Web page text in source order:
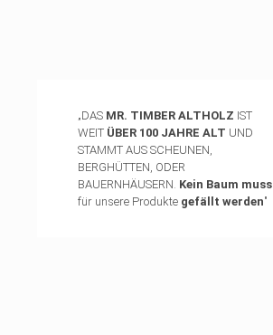
„DAS MR. TIMBER ALTHOLZ IST
WEIT ÜBER 100 JAHRE ALT UND
STAMMT AUS SCHEUNEN,
BERGHÜTTEN, ODER
BAUERNHÄUSERN. Kein Baum muss
für unsere Produkte gefällt werden"